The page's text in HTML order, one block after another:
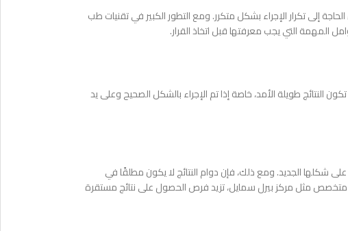
إلى تكرار الإجراء بشكل متكرر. ومع التطور الكبير في تقنيات طب
التي يجب معرفتها قبل اتخاذ القرار.
النتائج طويلة الأمد، خاصة إذا تم الإجراء بالشكل الصحيح وعلى يد
على شكلها الجديد. ومع ذلك، فإن دوام النتائج لا يكون مطلقًا في
مثل مركز بيرل سمايل، تزيد فرص الحصول على نتائج مستقرة